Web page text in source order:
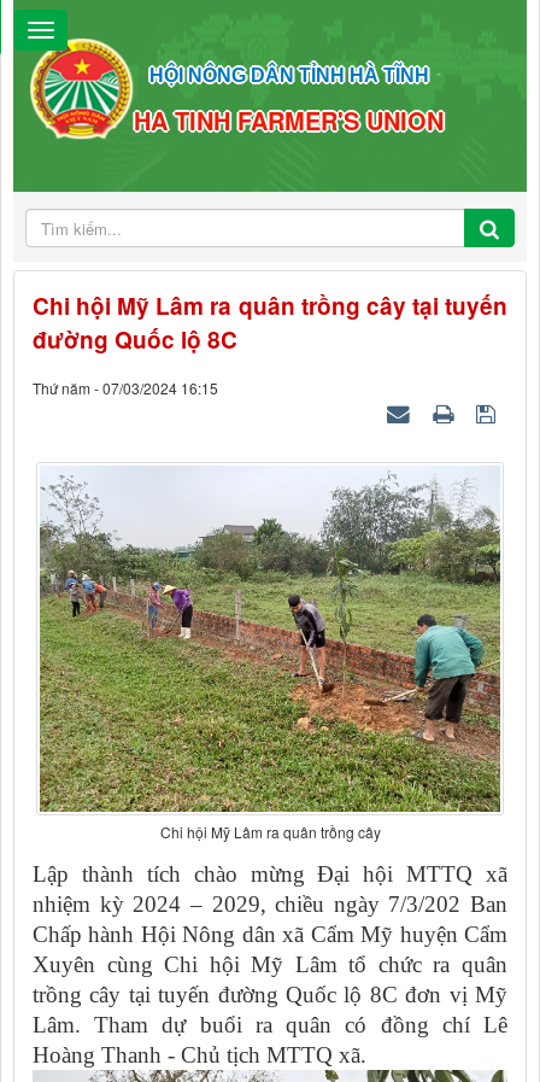
HỘI NÔNG DÂN TỈNH HÀ TĨNH
HA TINH FARMER'S UNION
Chi hội Mỹ Lâm ra quân trồng cây tại tuyến
đường Quốc lộ 8C
Thứ năm - 07/03/2024 16:15
Chi hội Mỹ Lâm ra quân trồng cây
Lập thành tích chào mừng Đại hội MTTQ xã
nhiệm kỳ 2024 – 2029, chiều ngày 7/3/202 Ban
Chấp hành Hội Nông dân xã Cẩm Mỹ huyện Cẩm
Xuyên cùng Chi hội Mỹ Lâm tổ chức ra quân
trồng cây tại tuyến đường Quốc lộ 8C đơn vị Mỹ
Lâm. Tham dự buổi ra quân có đồng chí Lê
Hoàng Thanh - Chủ tịch MTTQ xã.